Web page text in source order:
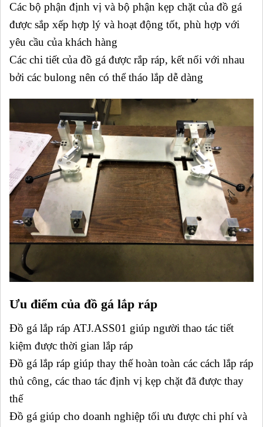
Các bộ phận định vị và bộ phận kẹp chặt của đồ gá
được sắp xếp hợp lý và hoạt động tốt, phù hợp với
yêu cầu của khách hàng
Các chi tiết của đồ gá được rắp ráp, kết nối với nhau
bởi các bulong nên có thể tháo lắp dễ dàng
Ưu điểm của đồ gá lắp ráp
Đồ gá lắp ráp ATJ.ASS01 giúp người thao tác tiết
kiệm được thời gian lắp ráp
Đồ gá lắp ráp giúp thay thế hoàn toàn các cách lắp ráp
thủ công, các thao tác định vị kẹp chặt đã được thay
thế
Đồ gá giúp cho doanh nghiệp tối ưu được chi phí và